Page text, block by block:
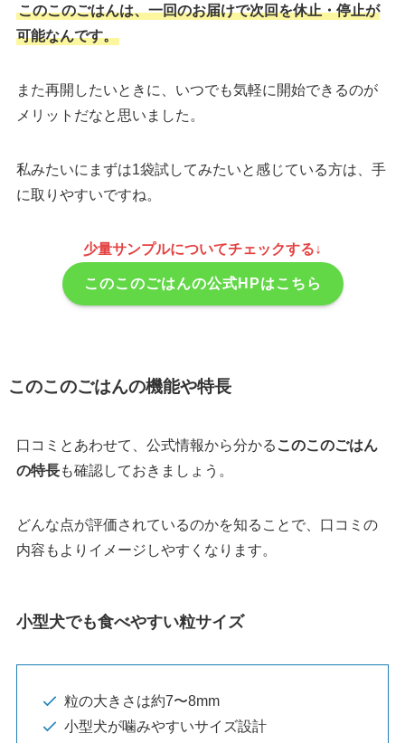
このこのごはんは、一回のお届けで次回を休止・停止が
可能なんです。
また再開したいときに、いつでも気軽に開始できるのが
メリットだなと思いました。
私みたいにまずは1袋試してみたいと感じている方は、手
に取りやすいですね。
少量サンプルについてチェックする↓
このこのごはんの公式HPはこちら
このこのごはんの機能や特長
口コミとあわせて、公式情報から分かる このこのごはん
の特長も確認しておきましょう。
どんな点が評価されているのかを知ることで、口コミの
内容もよりイメージしやすくなります。
小型犬でも食べやすい粒サイズ
粒の大きさは約7〜8mm
小型犬が噛みやすいサイズ設計